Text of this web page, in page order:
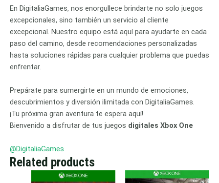
En DigitaliaGames, nos enorgullece brindarte no solo juegos
excepcionales, sino también un servicio al cliente
excepcional. Nuestro equipo está aquí para ayudarte en cada
paso del camino, desde recomendaciones personalizadas
hasta soluciones rápidas para cualquier problema que puedas
enfrentar.
Prepárate para sumergirte en un mundo de emociones,
descubrimientos y diversión ilimitada con DigitaliaGames.
¡Tu próxima gran aventura te espera aquí!
Bienvenido a disfrutar de tus juegos digitales Xbox One
@DigitaliaGames
Related products